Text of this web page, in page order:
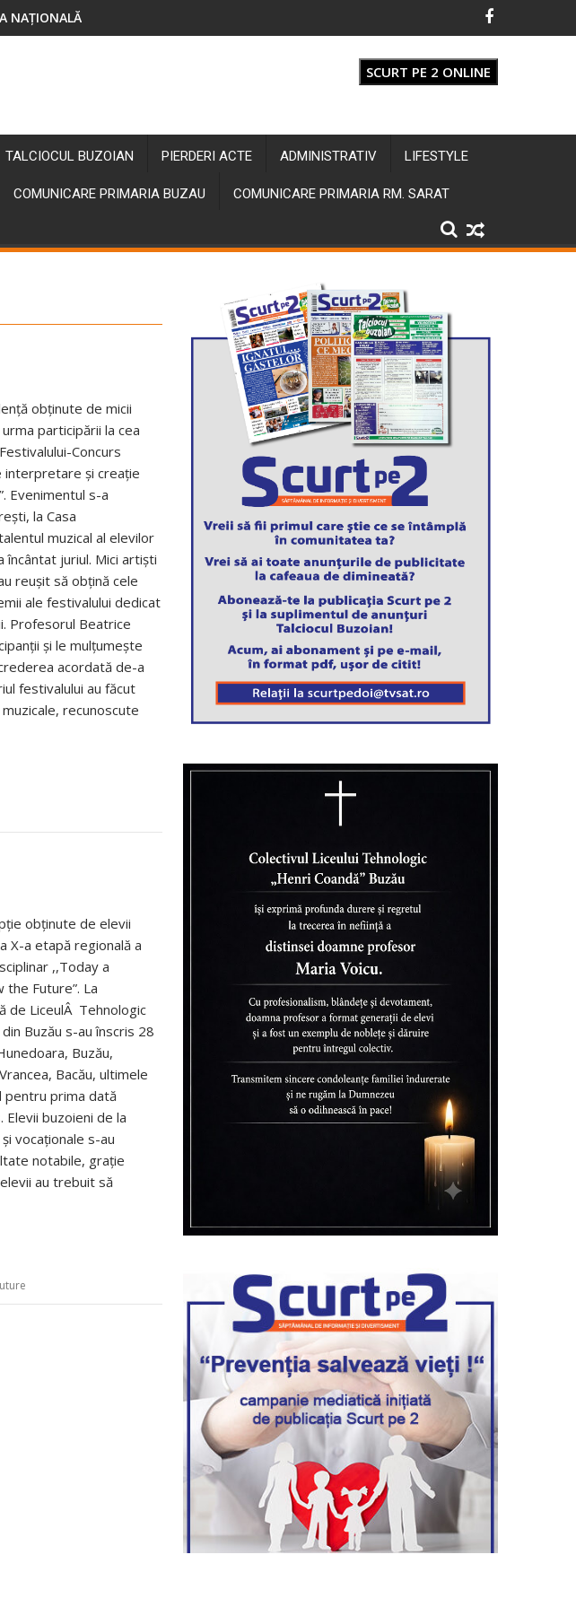
NAȚIONALĂ
SCURT PE 2 ONLINE
TALCIOCUL BUZOIAN PIERDERI ACTE ADMINISTRATIV LIFESTYLE
COMUNICARE PRIMARIA BUZAU COMUNICARE PRIMARIA RM. SARAT
obținute de micii
participării la cea
Concurs
interpretare și creație
Evenimentul s-a
la Casa
muzical al elevilor
încântat juriul. Mici artiști
reușit să obțină cele
ale festivalului dedicat
Profesorul Beatrice
și le mulțumește
acordată de-a
festivalului au făcut
recunoscute
obținute de elevii
X-a etapă regională a
,,Today a
Future”. La
de LiceulÂ Tehnologic
din Buzău s-au înscris 28
Buzău,
Bacău, ultimele
pentru prima dată
Elevii buzoieni de la
vocaționale s-au
notabile, grație
au trebuit să